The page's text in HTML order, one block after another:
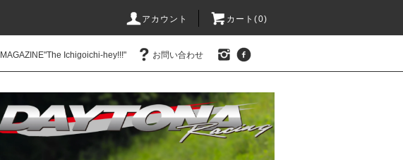
アカウント カート(0)
MAGAZINE"The Ichigoichi-hey!!!" お問い合わせ